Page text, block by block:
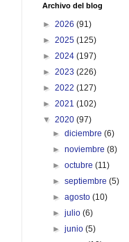
Archivo del blog
► 2026 (91)
► 2025 (125)
► 2024 (197)
► 2023 (226)
► 2022 (127)
► 2021 (102)
▼ 2020 (97)
►diciembre(6)
►noviembre(8)
►octubre(11)
►septiembre(5)
►agosto(10)
►julio(6)
►junio(5)